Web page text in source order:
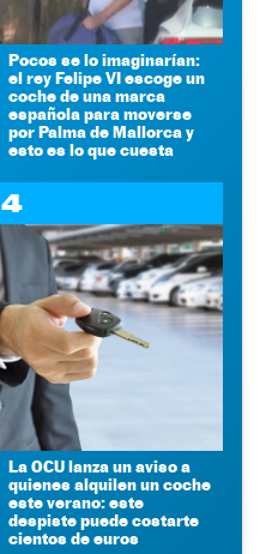
Pocos se lo imaginarían:
el rey Felipe VI escoge un
coche de una marca
española para moverse
por Palma de Mallorca y
esto es lo que cuesta
4
La OCU lanza un aviso a
quienes alquilen un coche
este verano: este
despiste puede costarte
cientos de euros